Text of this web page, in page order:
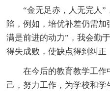
“金无足赤，人无完人
陷，例如，培优补差仍需
满是前进的动力”，我会勤
得失成败，使缺点得到纠正
在今后的教育教学工
己，努力工作，为学校和学